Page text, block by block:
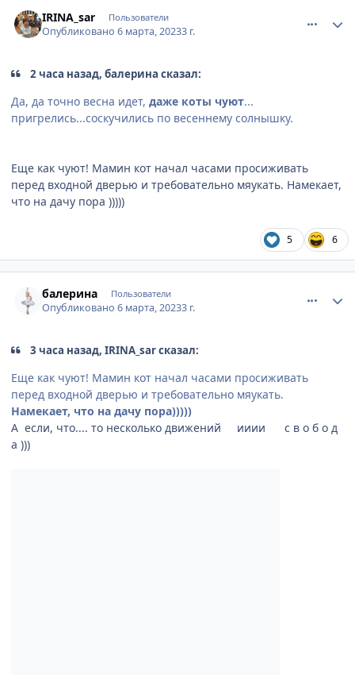
IRINA_sar Пользователи
Опубликовано6 марта, 20233 г.
2 часа назад, балерина сказал:
Да, да точно весна идет, даже коты чуют...
пригрелись...соскучились по весеннему солнышку.
Еще как чуют! Мамин кот начал часами просиживать
перед входной дверью и требовательно мяукать. Намекает,
что на дачу пора )))))
5 6
балерина Пользователи
Опубликовано6 марта, 20233 г.
3 часа назад, IRINA_sar сказал:
Еще как чуют! Мамин кот начал часами просиживать
перед входной дверью и требовательно мяукать.
Намекает, что на дачу пора)))))
А если, что.... то несколько движений ииии с в о б о д
а )))